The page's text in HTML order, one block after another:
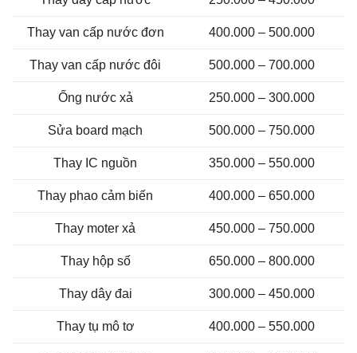
Thay van cấp nước đơn 400.000 – 500.000
Thay van cấp nước đôi 500.000 – 700.000
Ống nước xả 250.000 – 300.000
Sửa board mạch 500.000 – 750.000
Thay IC nguồn 350.000 – 550.000
Thay phao cảm biến 400.000 – 650.000
Thay moter xả 450.000 – 750.000
Thay hộp số 650.000 – 800.000
Thay dây đai 300.000 – 450.000
Thay tụ mô tơ 400.000 – 550.000